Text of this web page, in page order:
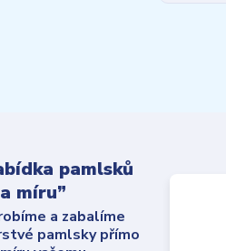
pamlsků
míru”
a zabalíme
pamlsky přímo